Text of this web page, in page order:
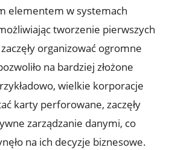
⁢elementem w systemach
tworzenie pierwszych
​organizować ogromne‌
⁤na bardziej złożone
wielkie korporacje
‍karty perforowane, ​zaczęły
zarządzanie danymi, co
na ich‌ decyzje biznesowe.